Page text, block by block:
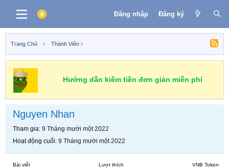
Đăng nhập Đăng ký
Trang Chủ Thành Viên
Hướng dẫn kiếm tiền đơn giản miễn phí
Nguyen Nhan
Tham gia 9 Tháng mười một 2022
Hoạt động cuối 9 Tháng mười một 2022
Bài viết Lượt thích VNB Token